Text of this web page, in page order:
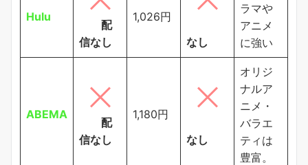
Hulu
配
信なし
1,026円
なし
ラマや
アニメ
に強い
ABEMA
配
信なし
1,180円
なし
オリジ
ナルア
ニメ・
バラエ
ティは
豊富。